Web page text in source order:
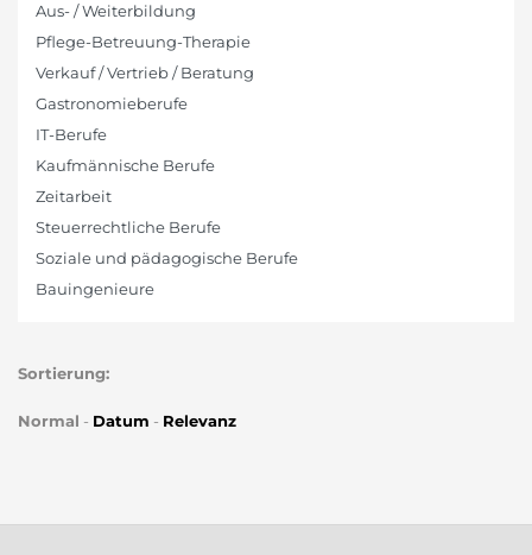
Aus- / Weiterbildung
Pflege-Betreuung-Therapie
Verkauf / Vertrieb / Beratung
Gastronomieberufe
IT-Berufe
Kaufmännische Berufe
Zeitarbeit
Steuerrechtliche Berufe
Soziale und pädagogische Berufe
Bauingenieure
Sortierung:
Normal - Datum - Relevanz